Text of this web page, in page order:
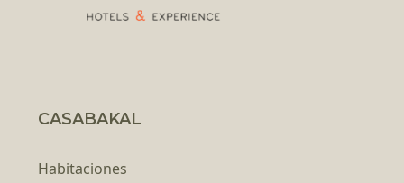
CASABAKAL
Habitaciones